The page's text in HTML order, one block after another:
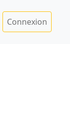
Connexion